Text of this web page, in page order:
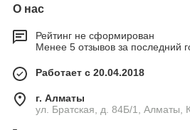
О нас
Рейтинг не сформирован
Менее 5 отзывов за последний
Работает с 20.04.2018
г. Алматы
ул. Братская, д. 84Б/1, Алматы,